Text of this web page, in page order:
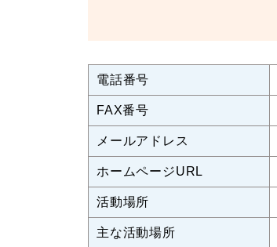
電話番号
FAX番号
メールアドレス
ホームページURL
活動場所
主な活動場所